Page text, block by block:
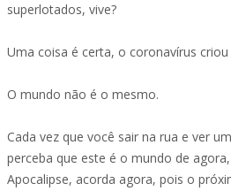
superlotados, vive?
Uma coisa é certa, o coronavírus
O mundo não é o mesmo.
Cada vez que você sair na rua e ver
perceba que este é o mundo de
Apocalipse, acorda agora, pois o